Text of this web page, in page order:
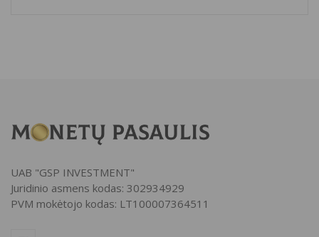
UAB "GSP INVESTMENT"
Juridinio asmens kodas: 302934929
PVM mokėtojo kodas: LT100007364511